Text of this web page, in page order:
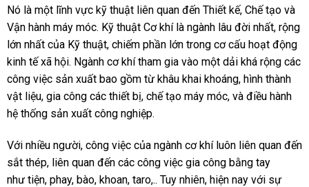
Nó là một lĩnh vực kỹ thuật liên quan đến Thiết kế, Chế tạo và
Vận hành máy móc. Kỹ thuật Cơ khí là ngành lâu đời nhất, rộng
lớn nhất của Kỹ thuật, chiếm phần lớn trong cơ cấu hoạt động
kinh tế xã hội. Ngành cơ khí tham gia vào một dải khá rộng các
công việc sản xuất bao gồm từ khâu khai khoáng, hình thành
vật liệu, gia công các thiết bị, chế tạo máy móc, và điều hành
hệ thống sản xuất công nghiệp.
Với nhiều người, công việc của ngành cơ khí luôn liên quan đến
sắt thép, liên quan đến các công việc gia công bằng tay
như tiện, phay, bào, khoan, taro,.. Tuy nhiên, hiện nay với sự